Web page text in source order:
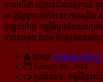
ខាងលើថា យុវជនជំនាន់ក្រោយ ក្នុ
ទេ ប៉ុន្តែពួកគេទាំងនោះភាគច្រើន
ដូច្នេះហើយ កម្មវិធីមួយដែលសម្រ
ទាំងសម្លេង វីដេអូ និងរូបថតផងនោ
ដោយ: មនោរម្យ.អាំងហ្វូ
January 09, 2018
ប្រធានបទ: កម្មវិធីទូរស័ព្